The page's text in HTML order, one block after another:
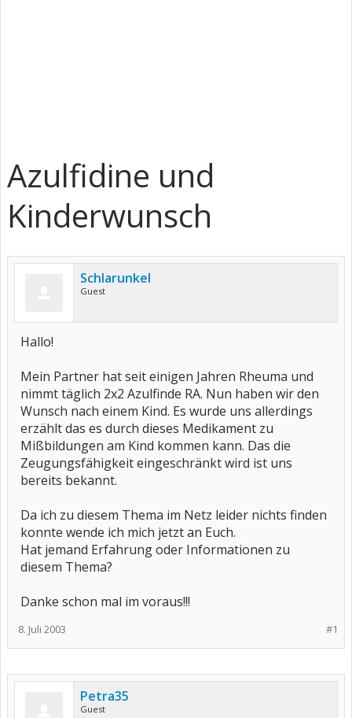
Azulfidine und
Kinderwunsch
Schlarunkel
Guest
Hallo!
Mein Partner hat seit einigen Jahren Rheuma und
nimmt täglich 2x2 Azulfinde RA. Nun haben wir den
Wunsch nach einem Kind. Es wurde uns allerdings
erzählt das es durch dieses Medikament zu
Mißbildungen am Kind kommen kann. Das die
Zeugungsfähigkeit eingeschränkt wird ist uns
bereits bekannt.
Da ich zu diesem Thema im Netz leider nichts finden
konnte wende ich mich jetzt an Euch.
Hat jemand Erfahrung oder Informationen zu
diesem Thema?
Danke schon mal im voraus!!!
#1
8. Juli 2003
Petra35
Guest